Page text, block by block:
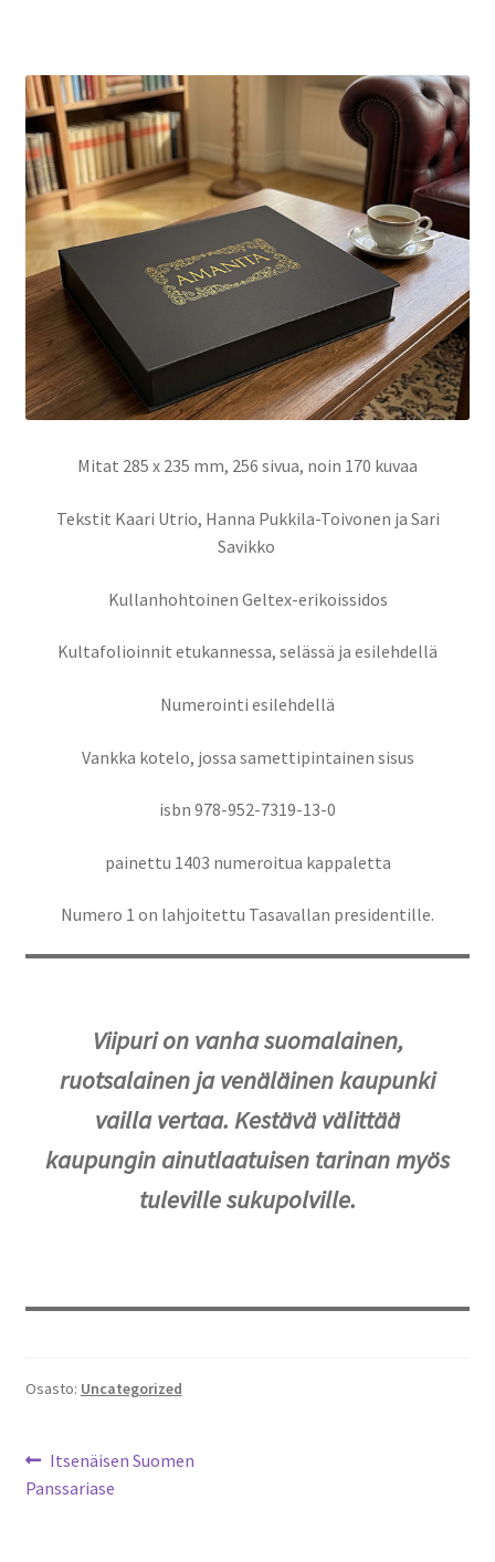
Mitat 285 x 235 mm, 256 sivua, noin 170 kuvaa
Tekstit Kaari Utrio, Hanna Pukkila-Toivonen ja Sari
Savikko
Kullanhohtoinen Geltex-erikoissidos
Kultafolioinnit etukannessa, selässä ja esilehdellä
Numerointi esilehdellä
Vankka kotelo, jossa samettipintainen sisus
isbn 978-952-7319-13-0
painettu 1403 numeroitua kappaletta
Numero 1 on lahjoitettu Tasavallan presidentille.
Viipuri on vanha suomalainen,
ruotsalainen ja venäläinen kaupunki
vailla vertaa. Kestävä välittää
kaupungin ainutlaatuisen tarinan myös
tuleville sukupolville.
Osasto: Uncategorized
Artikkelien
selaus
Edellinen
artikkeli
Itsenäisen Suomen
Panssariase